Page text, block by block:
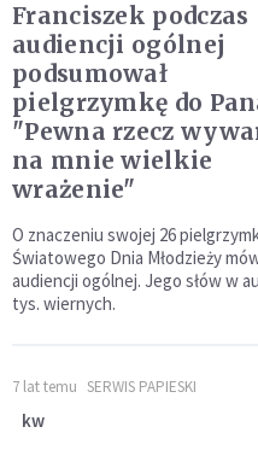
Franciszek podczas
audiencji ogólnej
podsumował
pielgrzymkę do
"Pewna rzecz
na mnie wielkie
wrażenie"
O znaczeniu swojej 26
Światowego Dnia Młodzieży
audiencji ogólnej. Jego słów w
tys. wiernych.
7 lat temu SERWIS PAPIESKI
kw